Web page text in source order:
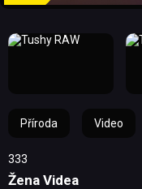
Příroda Video
333
Žena Videa